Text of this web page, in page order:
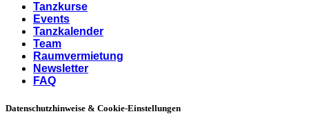
Tanzkurse
Events
Tanzkalender
Team
Raumvermietung
Newsletter
FAQ
Datenschutzhinweise & Cookie-Einstellungen